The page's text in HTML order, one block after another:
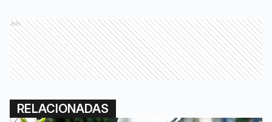
Ads
RELACIONADAS